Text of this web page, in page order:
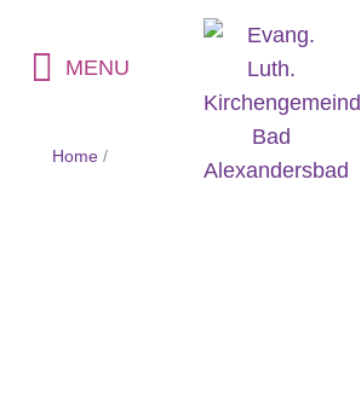
MENU
Home /